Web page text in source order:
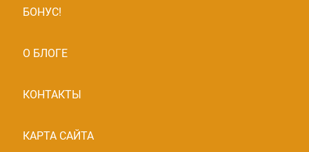
БОНУС!
О БЛОГЕ
КОНТАКТЫ
КАРТА САЙТА